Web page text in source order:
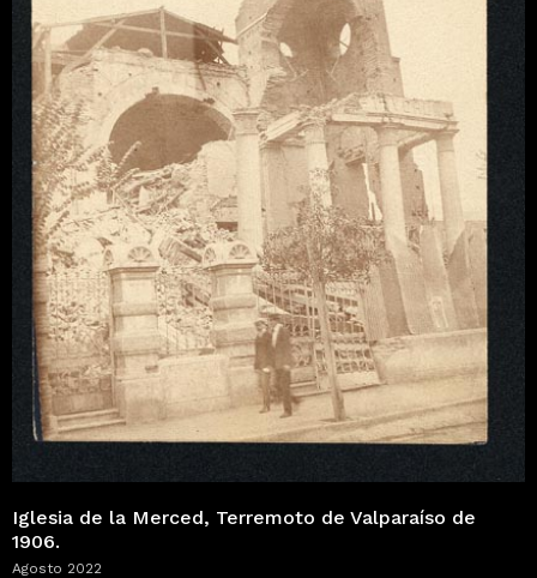
Iglesia de la Merced, Terremoto de Valparaíso de
1906.
Agosto 2022